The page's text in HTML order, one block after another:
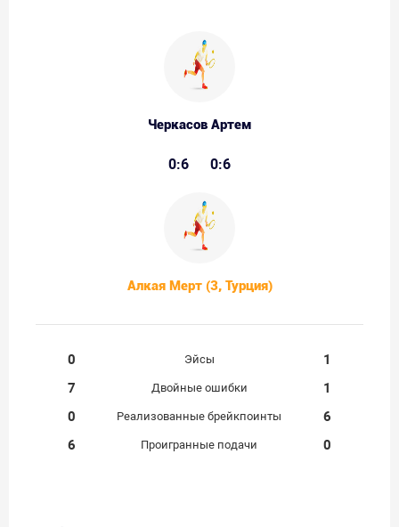
Черкасов Артем
0:6 0:6
Алкая Мерт (3, Турция)
0 Эйсы
1
7
Двойные ошибки
1
0
Реализованные брейкпоинты
6
6
Проигранные подачи 0